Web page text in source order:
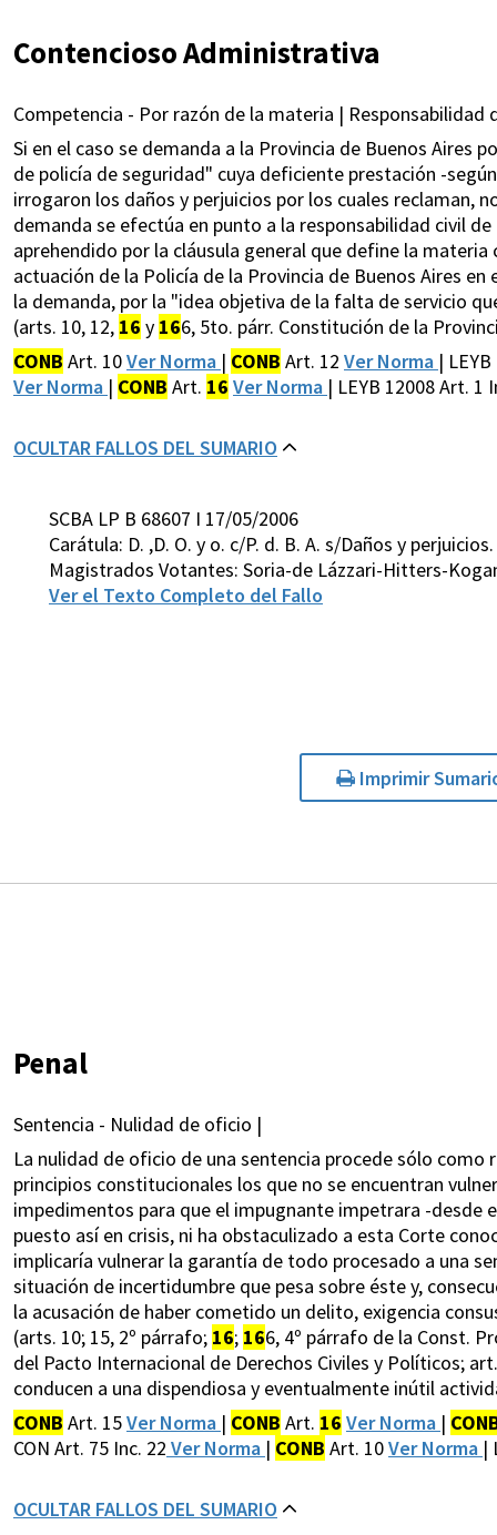
Contencioso Administrativa
Competencia - Por razón de la materia | Responsabilidad
Si en el caso se demanda a la Provincia de Buenos Aires
de policía de seguridad" cuya deficiente prestación -
irrogaron los daños y perjuicios por los cuales reclaman,
demanda se efectúa en punto a la responsabilidad civil
aprehendido por la cláusula general que define la
actuación de la Policía de la Provincia de Buenos Aires
la demanda, por la "idea objetiva de la falta de servicio
(arts. 10, 12, 16 y 166, 5to. párr. Constitución de la
CONB Art. 10Ver Norma | CONB Art. 12 Ver Norma |
Ver Norma | CONB Art. 16 Ver Norma | LEYB 12008 Art. 1
OCULTAR FALLOS DEL SUMARIO
SCBA LP B 68607 I 17/05/2006
Carátula: D. ,D. O. y o. c/P. d. B. A. s/Daños y
Magistrados Votantes: Soria-de Lázzari-Hitters-
Ver el Texto Completo del Fallo
Imprimir
Penal
Sentencia - Nulidad de oficio |
La nulidad de oficio de una sentencia procede sólo
principios constitucionales los que no se encuentran
impedimentos para que el impugnante impetrara -desde
puesto así en crisis, ni ha obstaculizado a esta Corte
implicaría vulnerar la garantía de todo procesado a una
situación de incertidumbre que pesa sobre éste y,
la acusación de haber cometido un delito, exigencia
(arts. 10; 15, 2º párrafo; 16; 166, 4º párrafo de la Const.
del Pacto Internacional de Derechos Civiles y Políticos;
conducen a una dispendiosa y eventualmente inútil
CONB Art. 15Ver Norma | CONB Art. 16 Ver Norma |
CON Art. 75 Inc. 22 Ver Norma | CONB Art. 10Ver Norma |
OCULTAR FALLOS DEL SUMARIO